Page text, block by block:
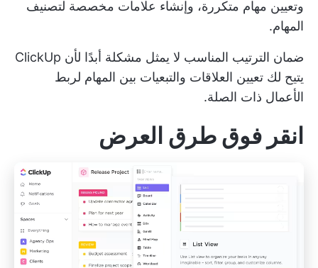
وتعيين مهام متكررة، وإنشاء علامات مخصصة لتصنيف
المهام.
ضمان الترتيب المناسب لا يمثل مشكلة أبدًا لأن ClickUp
يتيح لك تعيين العلاقات والتبعيات بين المهام لربط
الأعمال ذات الصلة.
انقر فوق طرق العرض